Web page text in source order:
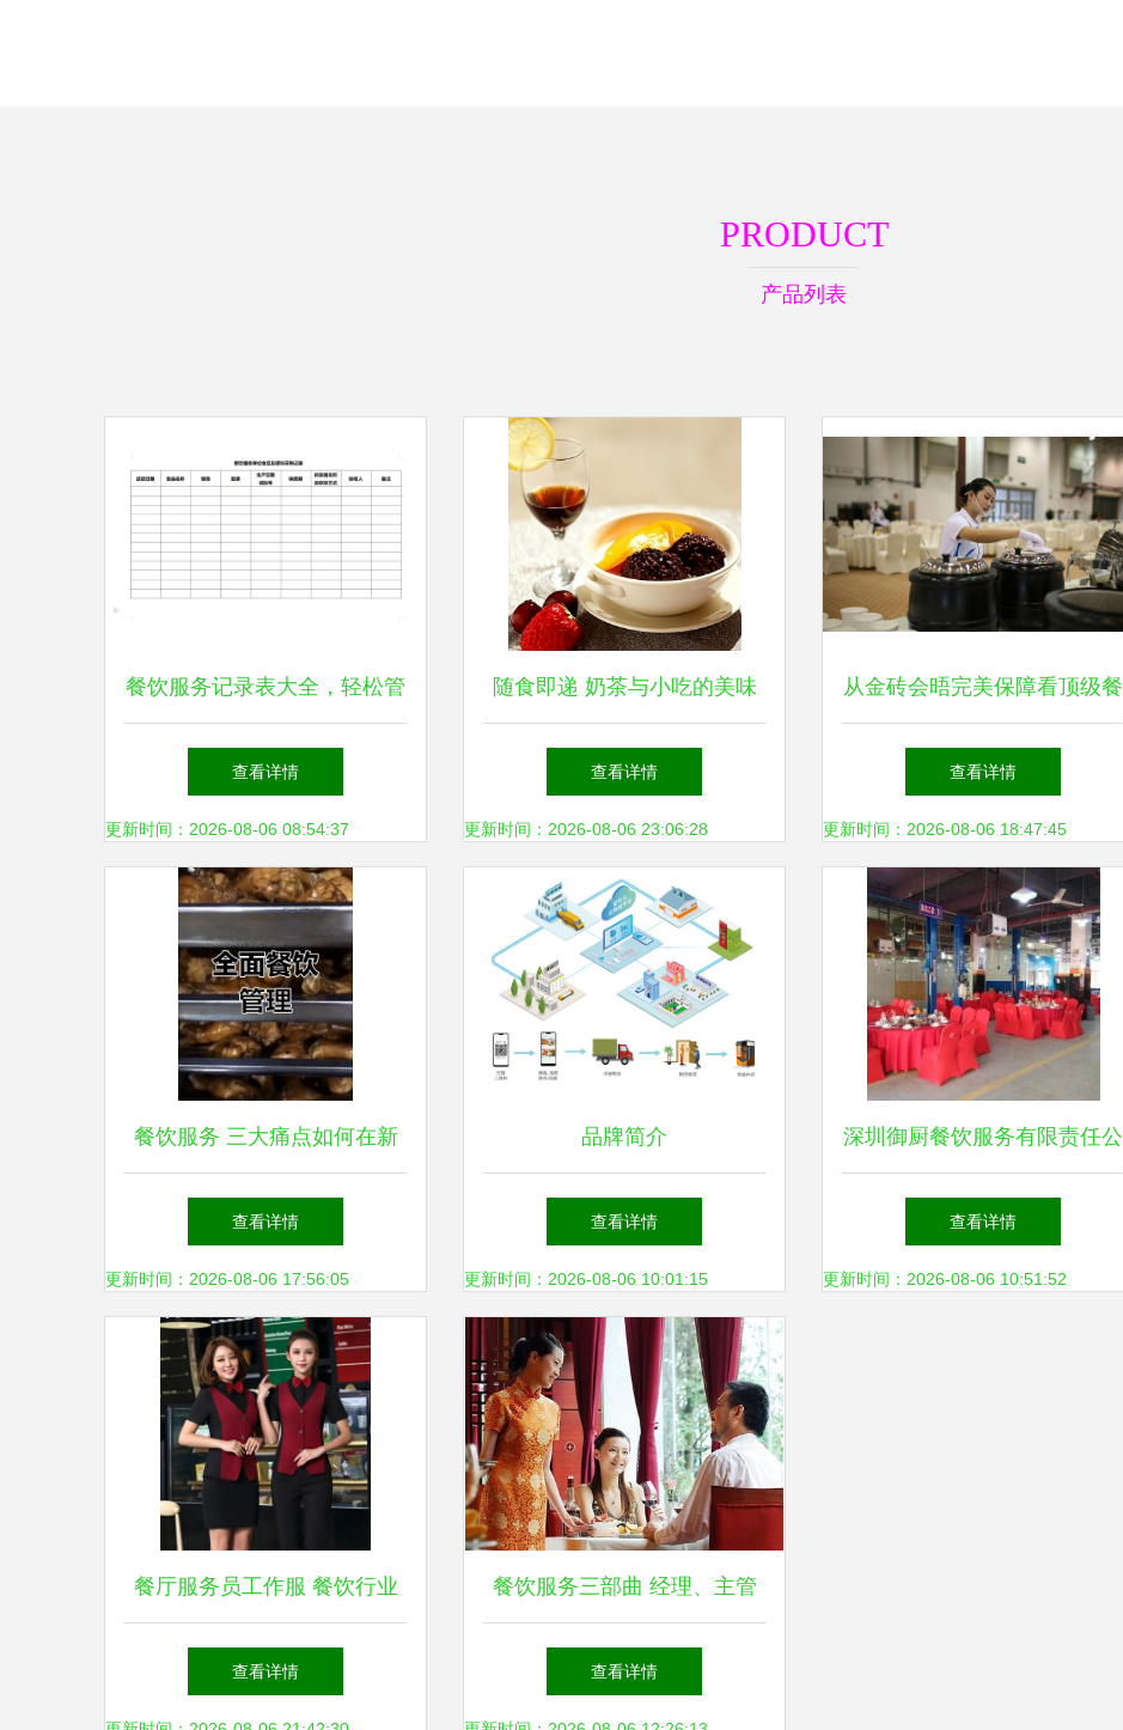
PRODUCT
产品列表
餐饮服务记录表大全，轻松管
理你的餐厅！
查看详情
更新时间：2026-08-06 08:54:37
随食即递 奶茶与小吃的美味
邂逅
查看详情
更新时间：2026-08-06 23:06:28
从金砖会晤完美保障看顶级餐
饮物流服务
查看详情
更新时间：2026-08-06 18:47:45
餐饮服务 三大痛点如何在新
标准下实现一站式攻克？
查看详情
更新时间：2026-08-06 17:56:05
品牌简介
查看详情
更新时间：2026-08-06 10:01:15
深圳御厨餐饮服务有限责任公
司 专业餐饮服务供应，打造
味蕾极致体验
查看详情
更新时间：2026-08-06 10:51:52
餐厅服务员工作服 餐饮行业
的必然选择
查看详情
餐饮服务三部曲 经理、主管
与服务员的工作流程协同
查看详情